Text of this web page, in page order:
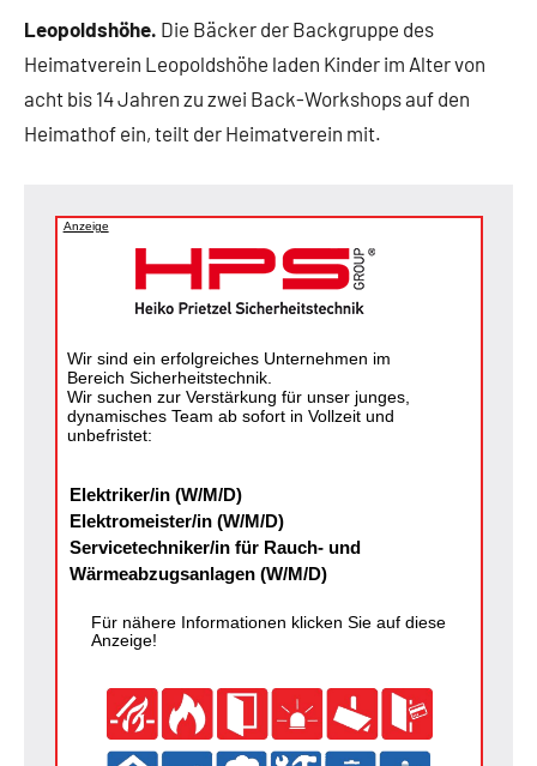
Leopoldshöhe. Die Bäcker der Backgruppe des
Heimatverein Leopoldshöhe laden Kinder im Alter von
acht bis 14 Jahren zu zwei Back-Workshops auf den
Heimathof ein, teilt der Heimatverein mit.
Anzeige
Wir sind ein erfolgreiches Unternehmen im
Bereich Sicherheitstechnik.
Wir suchen zur Verstärkung für unser junges,
dynamisches Team ab sofort in Vollzeit und
unbefristet:
Elektriker/in (W/M/D)
Elektromeister/in (W/M/D)
Servicetechniker/in für Rauch- und
Wärmeabzugsanlagen (W/M/D)
Für nähere Informationen klicken Sie auf diese
Anzeige!